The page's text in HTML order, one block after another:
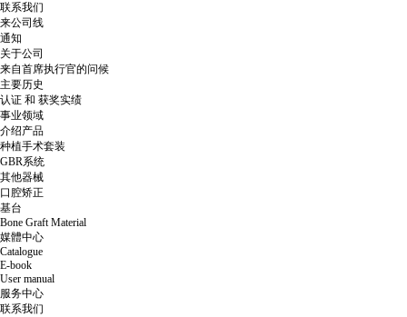
联系我们
来公司线
通知
关于公司
来自首席执行官的问候
主要历史
认证 和 获奖实绩
事业领域
介绍产品
种植手术套装
GBR系统
其他器械
口腔矫正
基台
Bone Graft Material
媒體中心
Catalogue
E-book
User manual
服务中心
联系我们